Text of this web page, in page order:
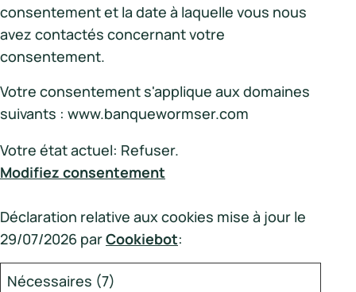
consentement et la date à laquelle vous nous
avez contactés concernant votre
consentement.
Votre consentement s'applique aux domaines
suivants : www.banquewormser.com
Votre état ​​actuel: Refuser.
Modifiez consentement
Déclaration relative aux cookies mise à jour le
29/07/2026 parCookiebot:
Nécessaires (7)